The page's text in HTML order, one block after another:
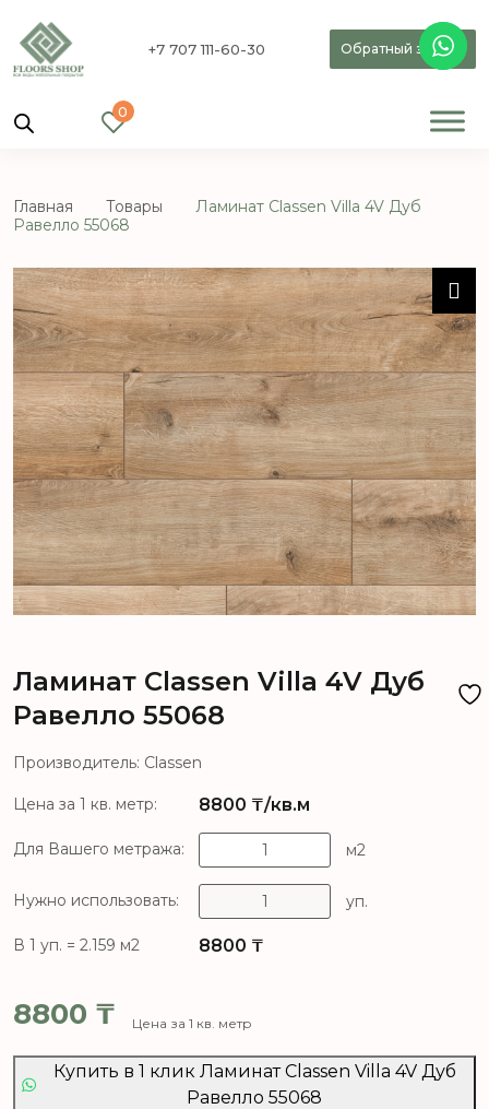
+7 707 111-60-30 Обратный звонок
0
Главная Товары
Ламинат Classen Villa 4V Дуб
Равелло 55068
Ламинат Classen Villa 4V Дуб
Равелло 55068
Производитель: Classen
Цена за 1 кв. метр: 8800 ₸/кв.м
Для Вашего метража: м2
Нужно использовать: уп.
В 1 уп. = 2.159 м2 8800 ₸
8800 ₸ Цена за 1 кв. метр
Купить в 1 клик Ламинат Classen Villa 4V Дуб
Равелло 55068